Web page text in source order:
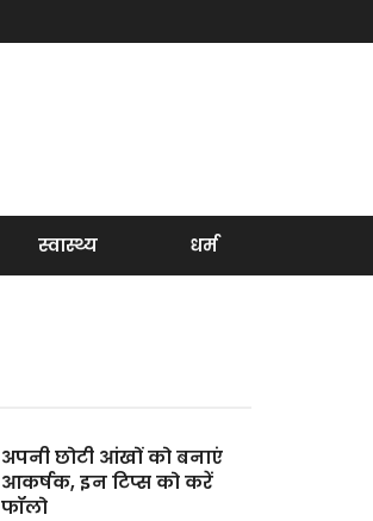
स्वास्थ्य धर्म
अपनी छोटी आंखों को बनाएं
आकर्षक, इन टिप्स को करें
फॉलो